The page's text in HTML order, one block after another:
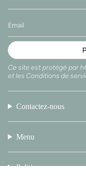
Ce site est protégé par
et les Conditions de
Contactez-nous
Menu
Politique